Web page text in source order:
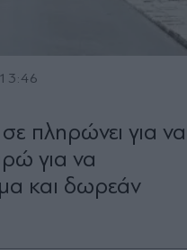
πληρώνει για να
για να
και δωρεάν